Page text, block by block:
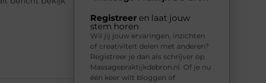
Registreer en laat jouw
stem horen
Wil jij jouw ervaringen, inzichten
of creativiteit delen met anderen?
Registreer je dan als schrijver op
Massagepraktijkdebron.nl. Of je nu
één keer wilt bloggen of